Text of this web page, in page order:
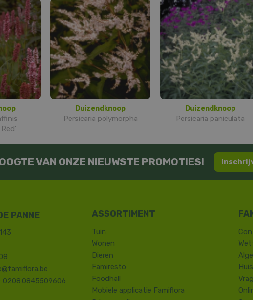
Duizendknoop
Persicaria polymorpha
Duizendknoop
Persicaria paniculata
VAN ONZE NIEUWSTE PROMOTIES!
PANNE
0208:0845509606
Tuin
Wonen
Dieren
Famiresto
Foodhall
Mobiele applicatie Famiflora